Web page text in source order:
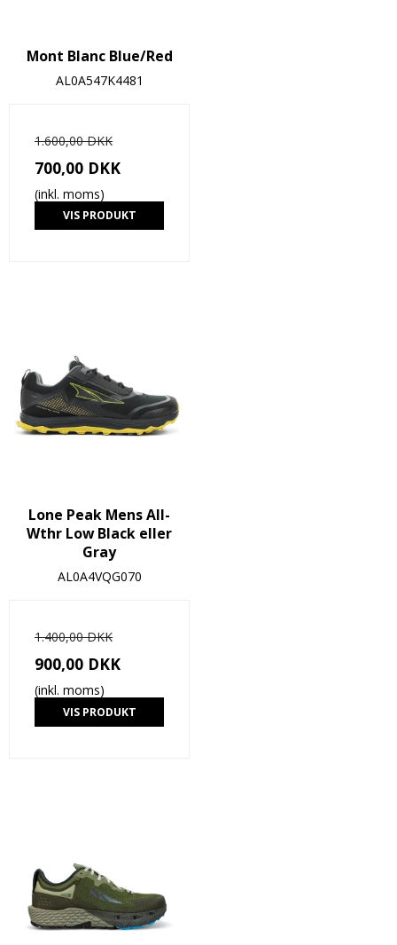
Mont Blanc Blue/Red
AL0A547K4481
1.600,00 DKK
700,00 DKK
(inkl. moms)
VIS PRODUKT
Lone Peak Mens All-
Wthr Low Black eller
Gray
AL0A4VQG070
1.400,00 DKK
900,00 DKK
(inkl. moms)
VIS PRODUKT